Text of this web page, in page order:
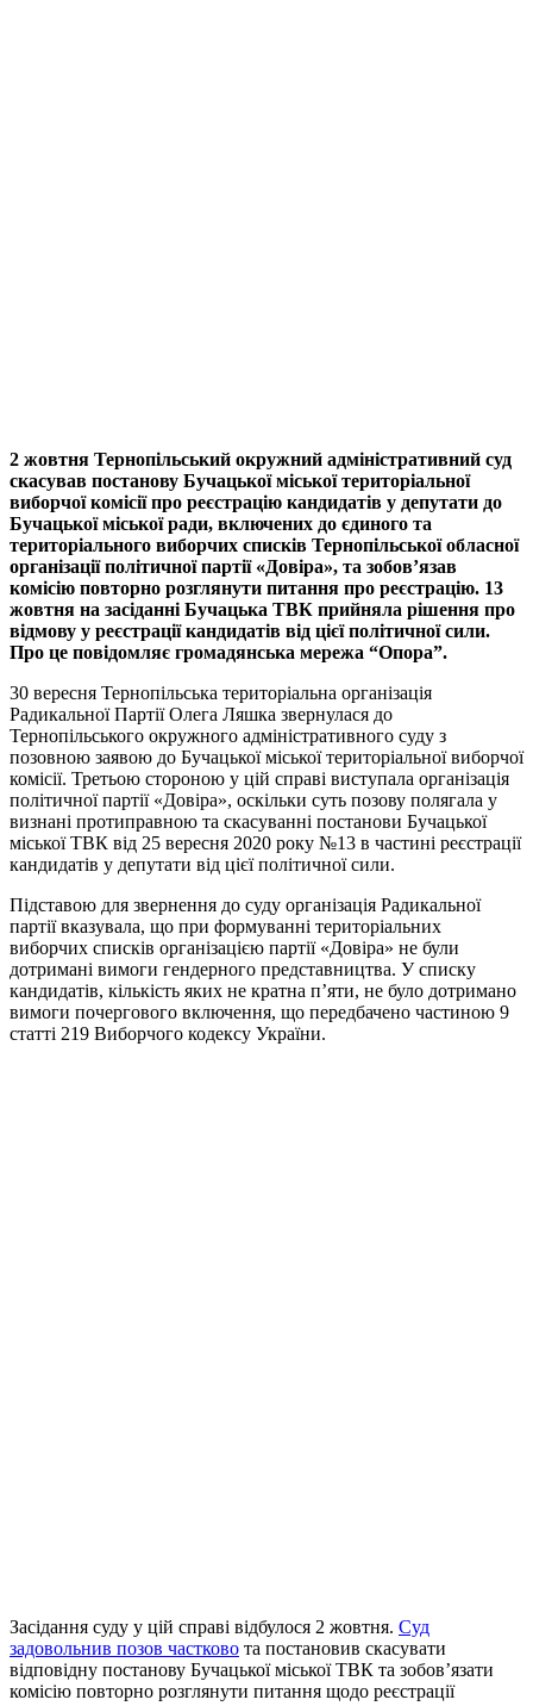
2 жовтня Тернопільський окружний адміністративний суд
скасував постанову Бучацької міської територіальної
виборчої комісії про реєстрацію кандидатів у депутати до
Бучацької міської ради, включених до єдиного та
територіального виборчих списків Тернопільської обласної
організації політичної партії «Довіра», та зобов’язав
комісію повторно розглянути питання про реєстрацію. 13
жовтня на засіданні Бучацька ТВК прийняла рішення про
відмову у реєстрації кандидатів від цієї політичної сили.
Про це повідомляє громадянська мережа “Опора”.
30 вересня Тернопільська територіальна організація
Радикальної Партії Олега Ляшка звернулася до
Тернопільського окружного адміністративного суду з
позовною заявою до Бучацької міської територіальної виборчої
комісії. Третьою стороною у цій справі виступала організація
політичної партії «Довіра», оскільки суть позову полягала у
визнані протиправною та скасуванні постанови Бучацької
міської ТВК від 25 вересня 2020 року №13 в частині реєстрації
кандидатів у депутати від цієї політичної сили.
Підставою для звернення до суду організація Радикальної
партії вказувала, що при формуванні територіальних
виборчих списків організацією партії «Довіра» не були
дотримані вимоги гендерного представництва. У списку
кандидатів, кількість яких не кратна п’яти, не було дотримано
вимоги почергового включення, що передбачено частиною 9
статті 219 Виборчого кодексу України.
Засідання суду у цій справі відбулося 2 жовтня. Суд
задовольнив позов частково та постановив скасувати
відповідну постанову Бучацької міської ТВК та зобов’язати
комісію повторно розглянути питання щодо реєстрації